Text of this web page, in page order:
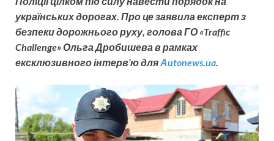
українських дорогах. Про це заявила експерт з
безпеки дорожнього руху, голова ГО «Traffic
Challenge» Ольга Дробишева в рамках
ексклюзивного інтерв’ю дляАutonews.ua.